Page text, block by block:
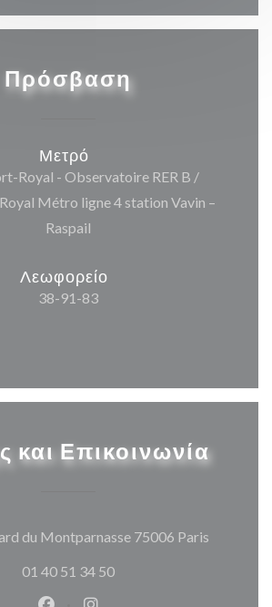
Πρόσβαση
Μετρό
Royal - Observatoire RER B /
Métro ligne 4 station Vavin –
Raspail
Λεωφορείο
38-91-83
και Επικοινωνία
du Montparnasse 75006 Paris
01 40 51 34 50